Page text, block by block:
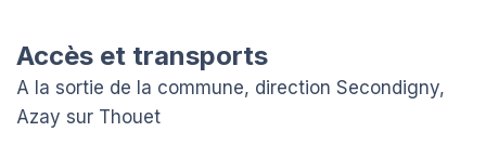
Accès et transports
A la sortie de la commune, direction Secondigny,
Azay sur Thouet